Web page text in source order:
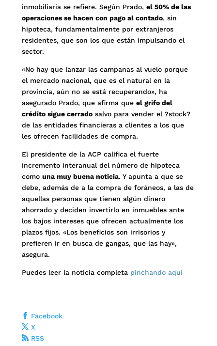
inmobiliaria se refiere. Según Prado, el 50% de las
operaciones se hacen con pago al contado, sin
hipoteca, fundamentalmente por extranjeros
residentes, que son los que están impulsando el
sector.
«No hay que lanzar las campanas al vuelo porque
el mercado nacional, que es el natural en la
provincia, aún no se está recuperando», ha
asegurado Prado, que afirma que el grifo del
crédito sigue cerradosalvo para vender el ?stock?
de las entidades financieras a clientes a los que
les ofrecen facilidades de compra.
El presidente de la ACP califica el fuerte
incremento interanual del número de hipoteca
como una muy buena noticia. Y apunta a que se
debe, además de a la compra de foráneos, a las de
aquellas personas que tienen algún dinero
ahorrado y deciden invertirlo en inmuebles ante
los bajos intereses que ofrecen actualmente los
plazos fijos. «Los beneficios son irrisorios y
prefieren ir en busca de gangas, que las hay»,
asegura.
Puedes leer la noticia completa pinchando aquí
Facebook
X
RSS